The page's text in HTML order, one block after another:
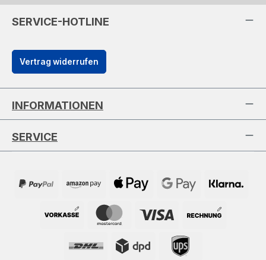
SERVICE-HOTLINE
Vertrag widerrufen
INFORMATIONEN
SERVICE